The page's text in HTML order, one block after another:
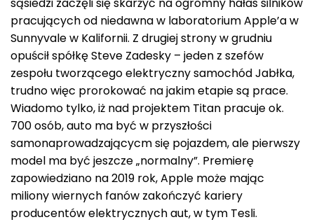
pracujących od niedawna w laboratorium Apple’a w
Sunnyvale w Kalifornii. Z drugiej strony w grudniu
opuścił spółkę Steve Zadesky – jeden z szefów
zespołu tworzącego elektryczny samochód Jabłka,
trudno więc prorokować na jakim etapie są prace.
Wiadomo tylko, iż nad projektem Titan pracuje ok.
700 osób, auto ma być w przyszłości
samonaprowadzającycm się pojazdem, ale pierwszy
model ma być jeszcze „normalny”. Premierę
zapowiedziano na 2019 rok, Apple może mając
miliony wiernych fanów zakończyć kariery
producentów elektrycznych aut, w tym Tesli.